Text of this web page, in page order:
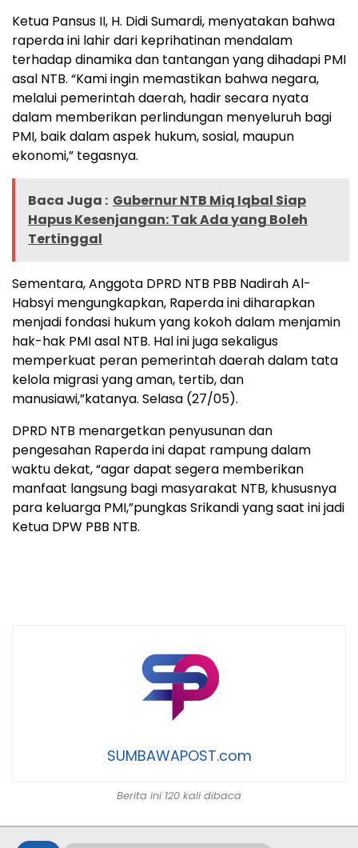
Ketua Pansus II, H. Didi Sumardi, menyatakan bahwa
raperda ini lahir dari keprihatinan mendalam
terhadap dinamika dan tantangan yang dihadapi PMI
asal NTB. “Kami ingin memastikan bahwa negara,
melalui pemerintah daerah, hadir secara nyata
dalam memberikan perlindungan menyeluruh bagi
PMI, baik dalam aspek hukum, sosial, maupun
ekonomi,” tegasnya.
Baca Juga : Gubernur NTB Miq Iqbal Siap
Hapus Kesenjangan: Tak Ada yang Boleh
Tertinggal
Sementara, Anggota DPRD NTB PBB Nadirah Al-
Habsyi mengungkapkan, Raperda ini diharapkan
menjadi fondasi hukum yang kokoh dalam menjamin
hak-hak PMI asal NTB. Hal ini juga sekaligus
memperkuat peran pemerintah daerah dalam tata
kelola migrasi yang aman, tertib, dan
manusiawi,”katanya. Selasa (27/05).
DPRD NTB menargetkan penyusunan dan
pengesahan Raperda ini dapat rampung dalam
waktu dekat, “agar dapat segera memberikan
manfaat langsung bagi masyarakat NTB, khususnya
para keluarga PMI,”pungkas Srikandi yang saat ini jadi
Ketua DPW PBB NTB.
SUMBAWAPOST.com
Berita ini 120 kali dibaca